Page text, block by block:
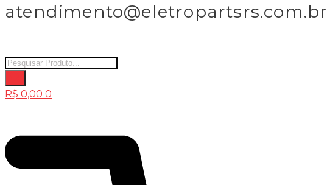
atendimento@eletropartsrs.com.br
Products
R$ 0,00 0